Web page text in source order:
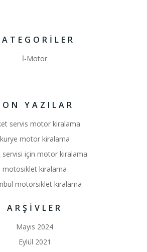
İ-Motor
YAZILAR
servis motor kiralama
kurye motor kiralama
servisi için motor kiralama
motosiklet kiralama
motorsiklet kiralama
ARŞIVLER
Mayıs 2024
Eylül 2021